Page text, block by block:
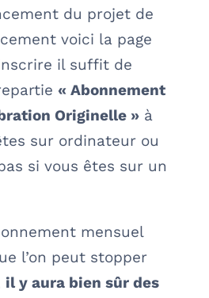
du projet de
voici la page
il suffit de
« Abonnement
Originelle »à
sur ordinateur ou
si vous êtes sur un
mensuel
l’on peut stopper
il y aura bien sûr des